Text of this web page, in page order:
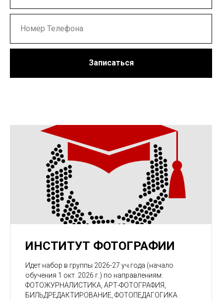
Записаться
ИНСТИТУТ ФОТОГРАФИИ
Идет набор в группы 2026-27 уч.года (начало
обучения 1 окт. 2026 г.) по направлениям:
ФОТОЖУРНАЛИСТИКА, АРТ-ФОТОГРАФИЯ,
БИЛЬДРЕДАКТИРОВАНИЕ, ФОТОПЕДАГОГИКА.